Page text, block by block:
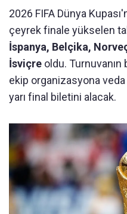
2026 FIFA Dünya
çeyrek finale yükselen
İspanya, Belçika,
İsviçre oldu. Turnuvanın
ekip organizasyona
yarı final biletini alacak.